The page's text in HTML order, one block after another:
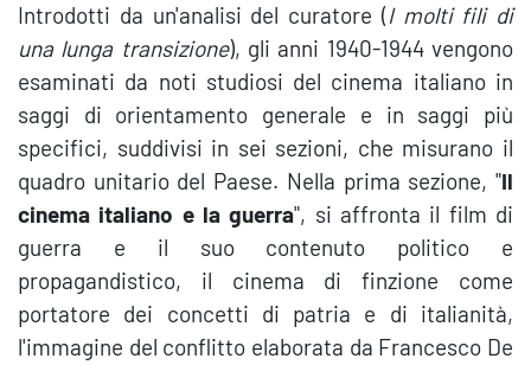
Introdotti da un'analisi del curatore (I molti fili di
una lunga transizione), gli anni 1940-1944 vengono
esaminati da noti studiosi del cinema italiano in
saggi di orientamento generale e in saggi più
specifici, suddivisi in sei sezioni, che misurano il
quadro unitario del Paese. Nella prima sezione, "Il
cinema italiano e la guerra", si affronta il film di
guerra e il suo contenuto politico e
propagandistico, il cinema di finzione come
portatore dei concetti di patria e di italianità,
l'immagine del conflitto elaborata da Francesco De